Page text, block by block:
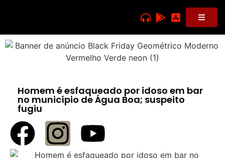
Homem é esfaqueado por idoso em bar
no município de Água Boa; suspeito
fugiu